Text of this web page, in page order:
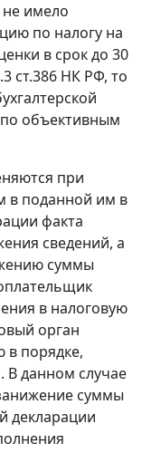
имело
по налогу на
в срок до 30
ст.386 НК РФ, то
по объективным
при
в поданной им в
факта
сведений, а
суммы
в налоговую
орган
в порядке,
. В данном случае
суммы
декларации